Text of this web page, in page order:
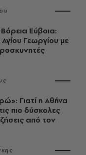
Εύβοια:
Γεωργίου με
Γιατί η Αθήνα
πιο δύσκολες
από τον